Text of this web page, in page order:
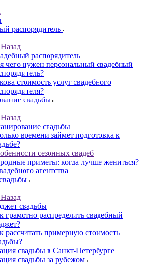
распорядитель
Назад
распорядитель
чего нужен персональный свадебный
стоимость услуг свадебного
свадьбы
Назад
свадьбы
времени займет подготовка к
сезонных свадеб
приметы: когда лучше жениться?
агентства
Назад
свадьбы
грамотно распределить свадебный
рассчитать примерную стоимость
свадьбы в Санкт-Петербурге
свадьбы за рубежом